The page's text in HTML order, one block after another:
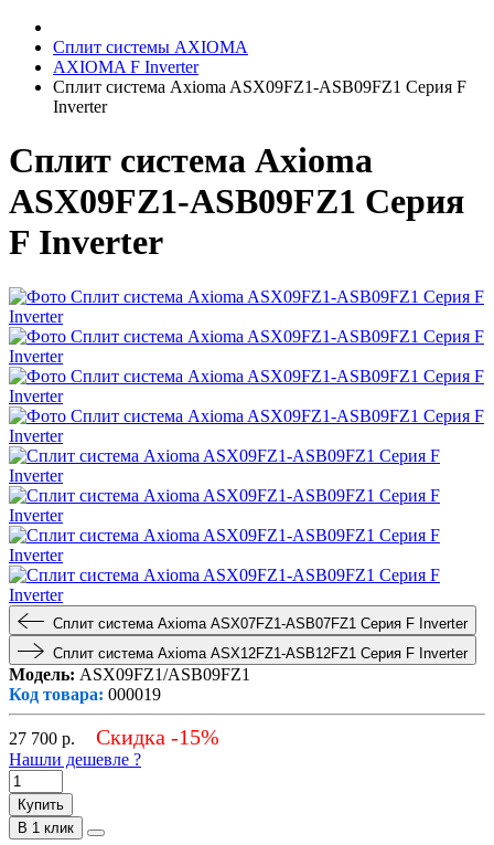
Сплит системы AXIOMA
AXIOMA F Inverter
Сплит система Axioma ASX09FZ1-ASB09FZ1 Серия F
Inverter
Сплит система Axioma
ASX09FZ1-ASB09FZ1 Серия
F Inverter
Сплит система Axioma ASX07FZ1-ASB07FZ1 Серия F Inverter
Сплит система Axioma ASX12FZ1-ASB12FZ1 Серия F Inverter
Модель: ASX09FZ1/ASB09FZ1
Код товара: 000019
27 700 р. Скидка -15%
Нашли дешевле ?
Купить
В 1 клик